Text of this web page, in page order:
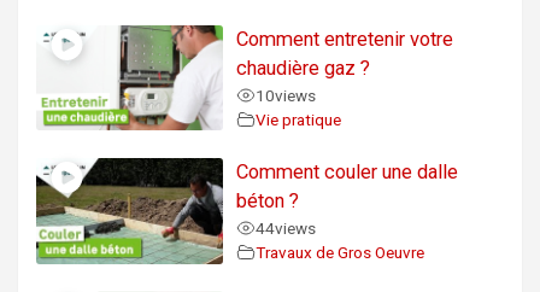
Comment entretenir votre
chaudière gaz ?
10views
Vie pratique
Comment couler une dalle
béton ?
44views
Travaux de Gros Oeuvre